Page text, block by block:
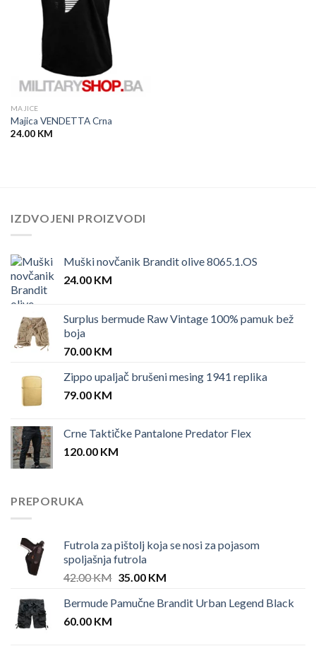
MAJICE
Majica VENDETTA Crna
24.00 KM
IZDVOJENI PROIZVODI
Muški novčanik Brandit olive 8065.1.OS
24.00 KM
Surplus bermude Raw Vintage 100% pamuk bež
boja
70.00 KM
Zippo upaljač brušeni mesing 1941 replika
79.00 KM
Crne Taktičke Pantalone Predator Flex
120.00 KM
PREPORUKA
Futrola za pištolj koja se nosi za pojasom
spoljašnja futrola
42.00KM Original
was:
35.00 KMCurrent
is:
Bermude Pamučne Brandit Urban Legend Black
60.00 KM